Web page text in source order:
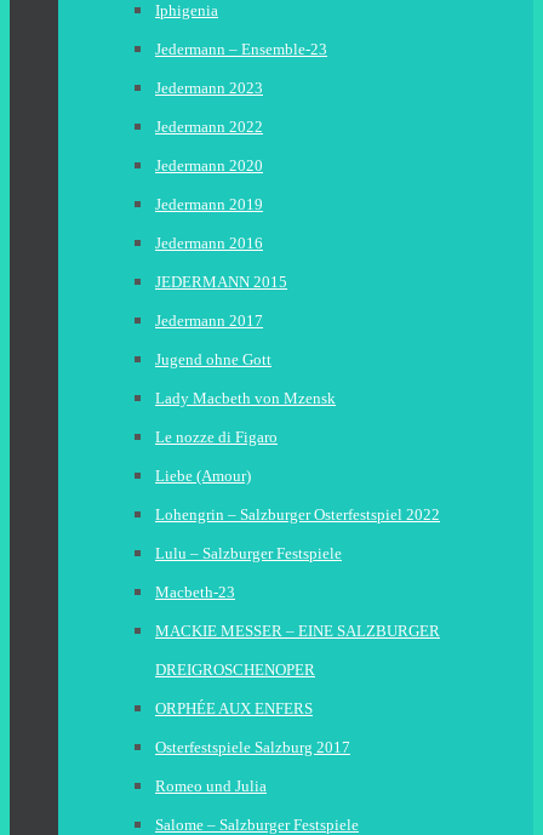
Iphigenia
Jedermann – Ensemble-23
Jedermann 2023
Jedermann 2022
Jedermann 2020
Jedermann 2019
Jedermann 2016
JEDERMANN 2015
Jedermann 2017
Jugend ohne Gott
Lady Macbeth von Mzensk
Le nozze di Figaro
Liebe (Amour)
Lohengrin – Salzburger Osterfestspiel 2022
Lulu – Salzburger Festspiele
Macbeth-23
MACKIE MESSER – EINE SALZBURGER
DREIGROSCHENOPER
ORPHÉE AUX ENFERS
Osterfestspiele Salzburg 2017
Romeo und Julia
Salome – Salzburger Festspiele